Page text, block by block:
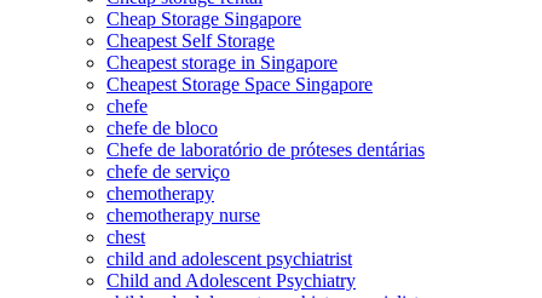
Cheap Storage Singapore
Cheapest Self Storage
Cheapest storage in Singapore
Cheapest Storage Space Singapore
chefe
chefe de bloco
Chefe de laboratório de próteses dentárias
chefe de serviço
chemotherapy
chemotherapy nurse
chest
child and adolescent psychiatrist
Child and Adolescent Psychiatry